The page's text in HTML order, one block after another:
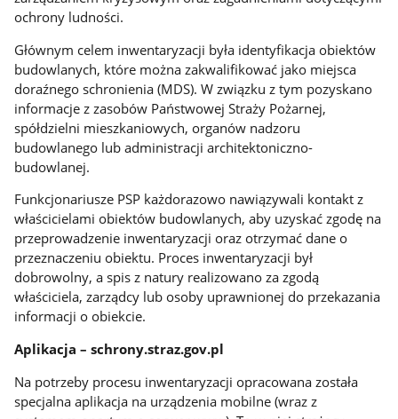
ochrony ludności.
Głównym celem inwentaryzacji była identyfikacja obiektów
budowlanych, które można zakwalifikować jako miejsca
doraźnego schronienia (MDS). W związku z tym pozyskano
informacje z zasobów Państwowej Straży Pożarnej,
spółdzielni mieszkaniowych, organów nadzoru
budowlanego lub administracji architektoniczno-
budowlanej.
Funkcjonariusze PSP każdorazowo nawiązywali kontakt z
właścicielami obiektów budowlanych, aby uzyskać zgodę na
przeprowadzenie inwentaryzacji oraz otrzymać dane o
przeznaczeniu obiektu. Proces inwentaryzacji był
dobrowolny, a spis z natury realizowano za zgodą
właściciela, zarządcy lub osoby uprawnionej do przekazania
informacji o obiekcie.
Aplikacja – schrony.straz.gov.pl
Na potrzeby procesu inwentaryzacji opracowana została
specjalna aplikacja na urządzenia mobilne (wraz z